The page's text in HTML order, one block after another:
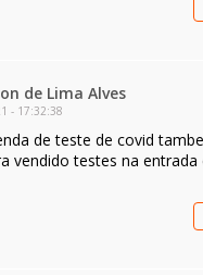
de Lima Alves
- 17:32:38
de teste de covid
vendido testes na entrada